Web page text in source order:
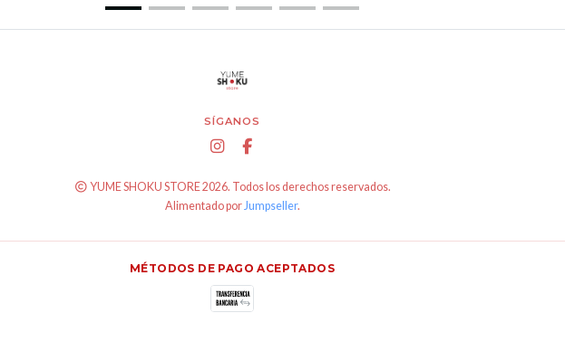
SÍGANOS
YUME SHOKU STORE 2026. Todos los derechos reservados.
Alimentado por Jumpseller.
MÉTODOS DE PAGO ACEPTADOS